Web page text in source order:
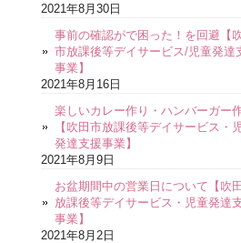
2021年8月30日
事前の確認がで困った！を回避【
市放課後等デイサービス/児童発達
事業】
2021年8月16日
楽しいカレー作り・ハンバーガー
【吹田市放課後等デイサービス・
発達支援事業】
2021年8月9日
お盆期間中の営業日について【吹
放課後等デイサービス・児童発達
事業】
2021年8月2日